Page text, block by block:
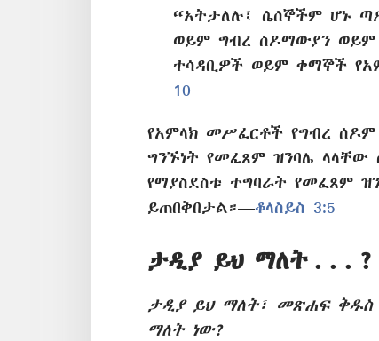
“አትታለሉ፤ ሴሰኞችም ሆኑ
ወይም ግብረ ሰዶማውያን
ተሳዳቢዎች ወይም ቀማኞች
10
የአምላክ መሥፈርቶች የግብረ
ግንኙነት የመፈጸም ዝንባሌ ላላቸው
የማያስደስቱ ተግባራት የመፈጸም
ይጠበቅበታል።—ቆላስይስ 3:5
ታዲያ ይህ ማለት . . . ?
ታዲያ ይህ ማለት፣ መጽሐፍ ቅዱስ
ማለት ነው?